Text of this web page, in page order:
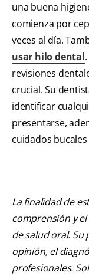
una buena
comienza por
veces al día.
usar hilo dental
revisiones
crucial. Su
identificar
presentarse,
cuidados
La finalidad de
comprensión y
de salud oral.
opinión, el
profesionales.